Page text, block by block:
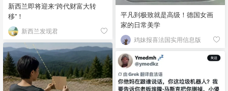
新西兰即将迎来“跨代财富大转
移”！
新西兰发现君
平凡到极致就是高级！德国女画
家的日常美学
鸡妹报喜法国实用信息版